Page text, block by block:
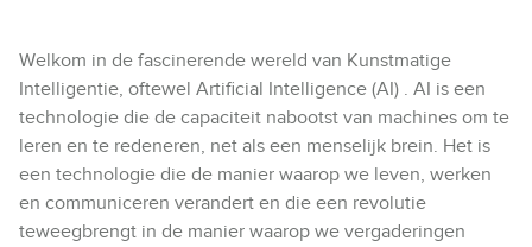
Welkom in de fascinerende wereld van Kunstmatige
Intelligentie, oftewel Artificial Intelligence (AI) . AI is een
technologie die de capaciteit nabootst van machines om te
leren en te redeneren, net als een menselijk brein. Het is
een technologie die de manier waarop we leven, werken
en communiceren verandert en die een revolutie
teweegbrengt in de manier waarop we vergaderingen